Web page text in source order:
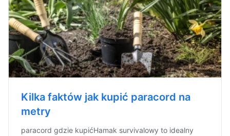
Kilka faktów jak kupić paracord na
metry
paracord gdzie kupićHamak survivalowy to idealny